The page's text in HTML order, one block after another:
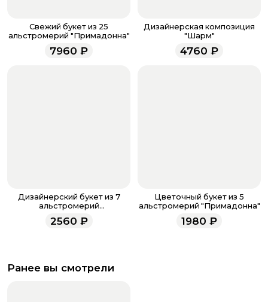
звоните по номеру телефона
8 (927) 936-71-86
напишите WhatsApp +7 937 333-66-53. Наши
менеджеры работают ежедневно с 9.00 до 23.00 и
всегда рады проконсультировать вас.
Свежий букет из 25
альстромерий "Примадонна"
7960 ₽
Дизайнерская композиция
"Шарм"
4760 ₽
Дизайнерский букет из 7
альстромерий
"Элегантность"
2560 ₽
Цветочный букет из 5
альстромерий "Примадонна"
1980 ₽
Ранее вы смотрели